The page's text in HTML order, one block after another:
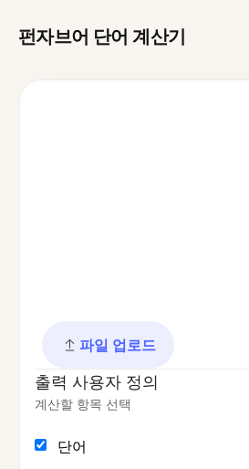
펀자브어 단어 계산기
파일 업로드
출력 사용자 정의
계산할 항목 선택
단어